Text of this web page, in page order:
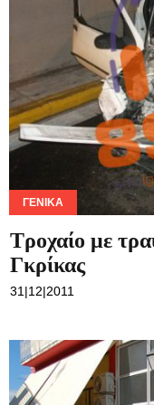
Γκρίκας
ΑΥΤΟΔΙΟΊΚΗΣΗ
Τζιοβάρας &